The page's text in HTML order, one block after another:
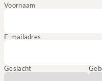
Voornaam
E-mailadres
Geslacht